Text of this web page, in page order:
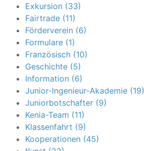
Exkursion (33)
Fairtrade (11)
Förderverein (6)
Formulare (1)
Französisch (10)
Geschichte (5)
Information (6)
Junior-Ingenieur-Akademie (19)
Juniorbotschafter (9)
Kenia-Team (11)
Klassenfahrt (9)
Kooperationen (45)